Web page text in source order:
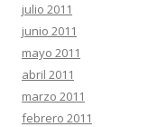
julio 2011
junio 2011
mayo 2011
abril 2011
marzo 2011
febrero 2011